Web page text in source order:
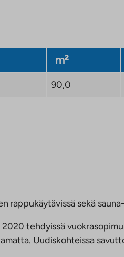
m²
90,0
rappukäytävissä sekä
tehdyissä
Uudiskohteissa